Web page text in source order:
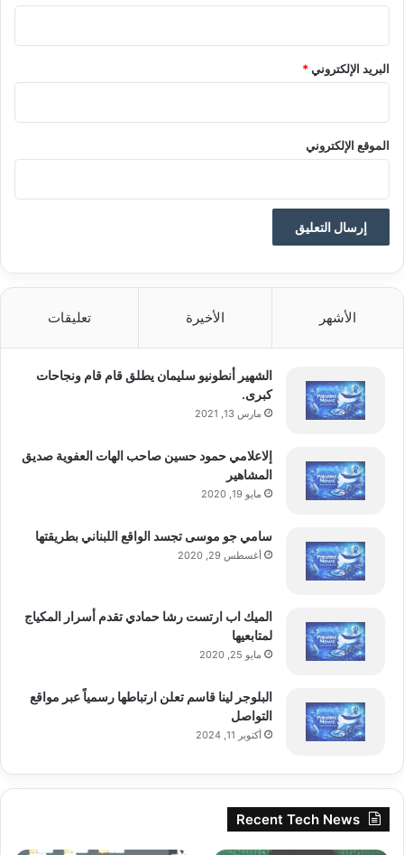
البريد الإلكتروني*
الموقع الإلكتروني
الأشهر الأخيرة تعليقات
الشهير أنطونيو سليمان يطلق قام قام ونجاحات
كبرى.
مارس 13, 2021
إلاعلامي حمود حسين صاحب الهات العفوية صديق
المشاهير
مايو 19, 2020
سامي جو موسى تجسد الواقع اللبناني بطريقتها
أغسطس 29, 2020
الميك اب ارتست رشا حمادي تقدم أسرار المكياج
لمتابعيها
مايو 25, 2020
البلوجر لينا قاسم تعلن ارتباطها رسمياً عبر مواقع
التواصل
أكتوبر 11, 2024
Recent Tech News